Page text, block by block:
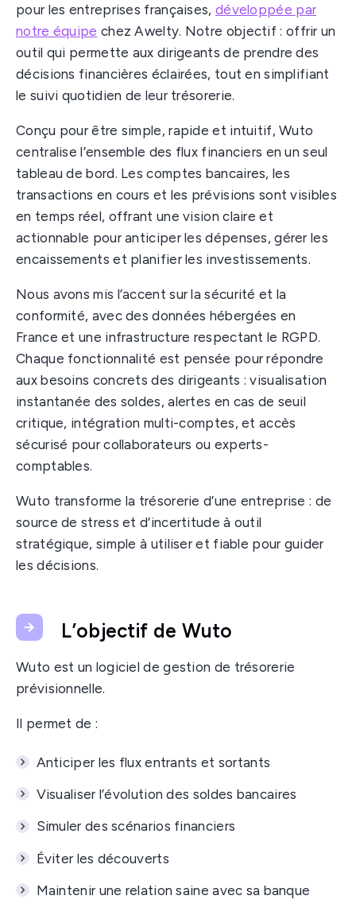
pour les entreprises françaises, développée par
notre équipe chez Awelty. Notre objectif : offrir un
outil qui permette aux dirigeants de prendre des
décisions financières éclairées, tout en simplifiant
le suivi quotidien de leur trésorerie.
Conçu pour être simple, rapide et intuitif, Wuto
centralise l’ensemble des flux financiers en un seul
tableau de bord. Les comptes bancaires, les
transactions en cours et les prévisions sont visibles
en temps réel, offrant une vision claire et
actionnable pour anticiper les dépenses, gérer les
encaissements et planifier les investissements.
Nous avons mis l’accent sur la sécurité et la
conformité, avec des données hébergées en
France et une infrastructure respectant le RGPD.
Chaque fonctionnalité est pensée pour répondre
aux besoins concrets des dirigeants : visualisation
instantanée des soldes, alertes en cas de seuil
critique, intégration multi-comptes, et accès
sécurisé pour collaborateurs ou experts-
comptables.
Wuto transforme la trésorerie d’une entreprise : de
source de stress et d’incertitude à outil
stratégique, simple à utiliser et fiable pour guider
les décisions.
L’objectif de Wuto
Wuto est un logiciel de gestion de trésorerie
prévisionnelle.
Il permet de :
Anticiper les flux entrants et sortants
Visualiser l’évolution des soldes bancaires
Simuler des scénarios financiers
Éviter les découverts
Maintenir une relation saine avec sa banque